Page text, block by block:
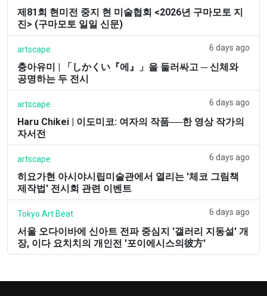
제81회 현미전 중지 현 미술협회 <2026년 구마모토 지
진> (구마모토 일일 신문)
artscape 6 days ago
충아유미 | 「しかくい『에』」을 둘러싸고 ─ 신체와
공명하는 두 전시
artscape 6 days ago
Haru Chikei | 이도미코: 여자의 작품──한 영상 작가의
자서전
artscape 6 days ago
히요가현 아시야시립미술관에서 열리는 '체코 그림책
제작법' 전시회 관련 이벤트
Tokyo Art Beat 6 days ago
서울 오다이바에 신아트 전파 중심지 '갤러리 지동설' 개
장, 이다 요치치의 개인전 '포이에시스의彼方'